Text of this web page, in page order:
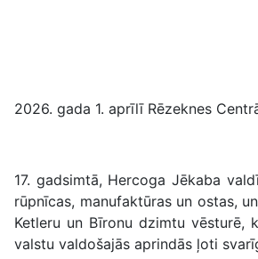
2026. gada 1. aprīlī Rēzeknes
17. gadsimtā, Hercoga Jēkaba
rūpnīcas, manufaktūras un ostas,
Ketleru un Bīronu dzimtu vēsturē,
valstu valdošajās aprindās ļoti